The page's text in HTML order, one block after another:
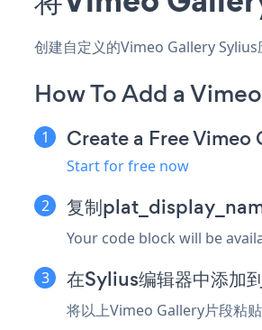
创建自定义的Vimeo Gallery Sylius
How To Add a
Create a Free Vimeo
Start for free now
复制
Your code block will be
在Sylius编辑器中添加
将以上Vimeo Gallery片段粘